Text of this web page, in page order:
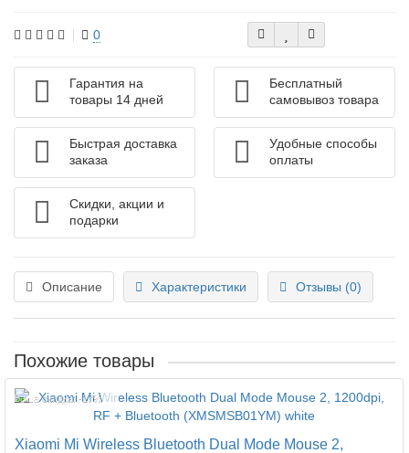
0
Гарантия на
товары 14 дней
Бесплатный
самовывоз товара
Быстрая доставка
заказа
Удобные способы
оплаты
Скидки, акции и
подарки
Описание Характеристики Отзывы (0)
Похожие товары
Ваша скидка: -17%
Xiaomi Mi Wireless Bluetooth Dual Mode Mouse 2,